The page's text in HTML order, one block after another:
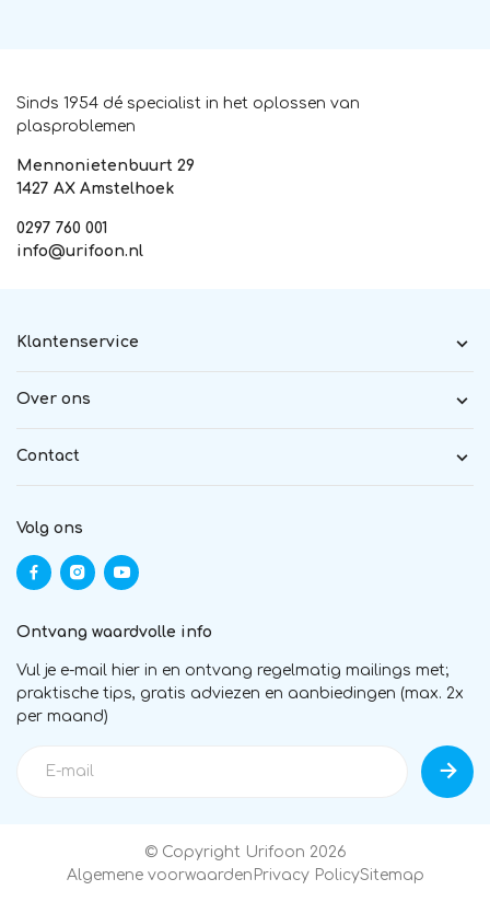
Sinds 1954 dé specialist in het oplossen van
plasproblemen
Mennonietenbuurt 29
1427 AX Amstelhoek
0297 760 001
info@urifoon.nl
Klantenservice
Over ons
Contact
Volg ons
Ontvang waardvolle info
Vul je e-mail hier in en ontvang regelmatig mailings met;
praktische tips, gratis adviezen en aanbiedingen (max. 2x
per maand)
© Copyright Urifoon 2026
Algemene voorwaarden Privacy PolicySitemap